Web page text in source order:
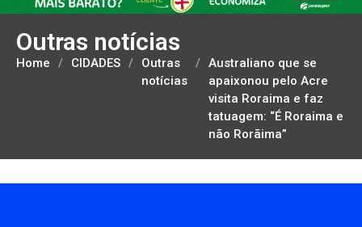
Outras notícias
Home / CIDADES /
Outras
notícias
/ Australiano que se
apaixonou pelo Acre
visita Roraima e faz
tatuagem: “É Roraima e
não Rorãima”